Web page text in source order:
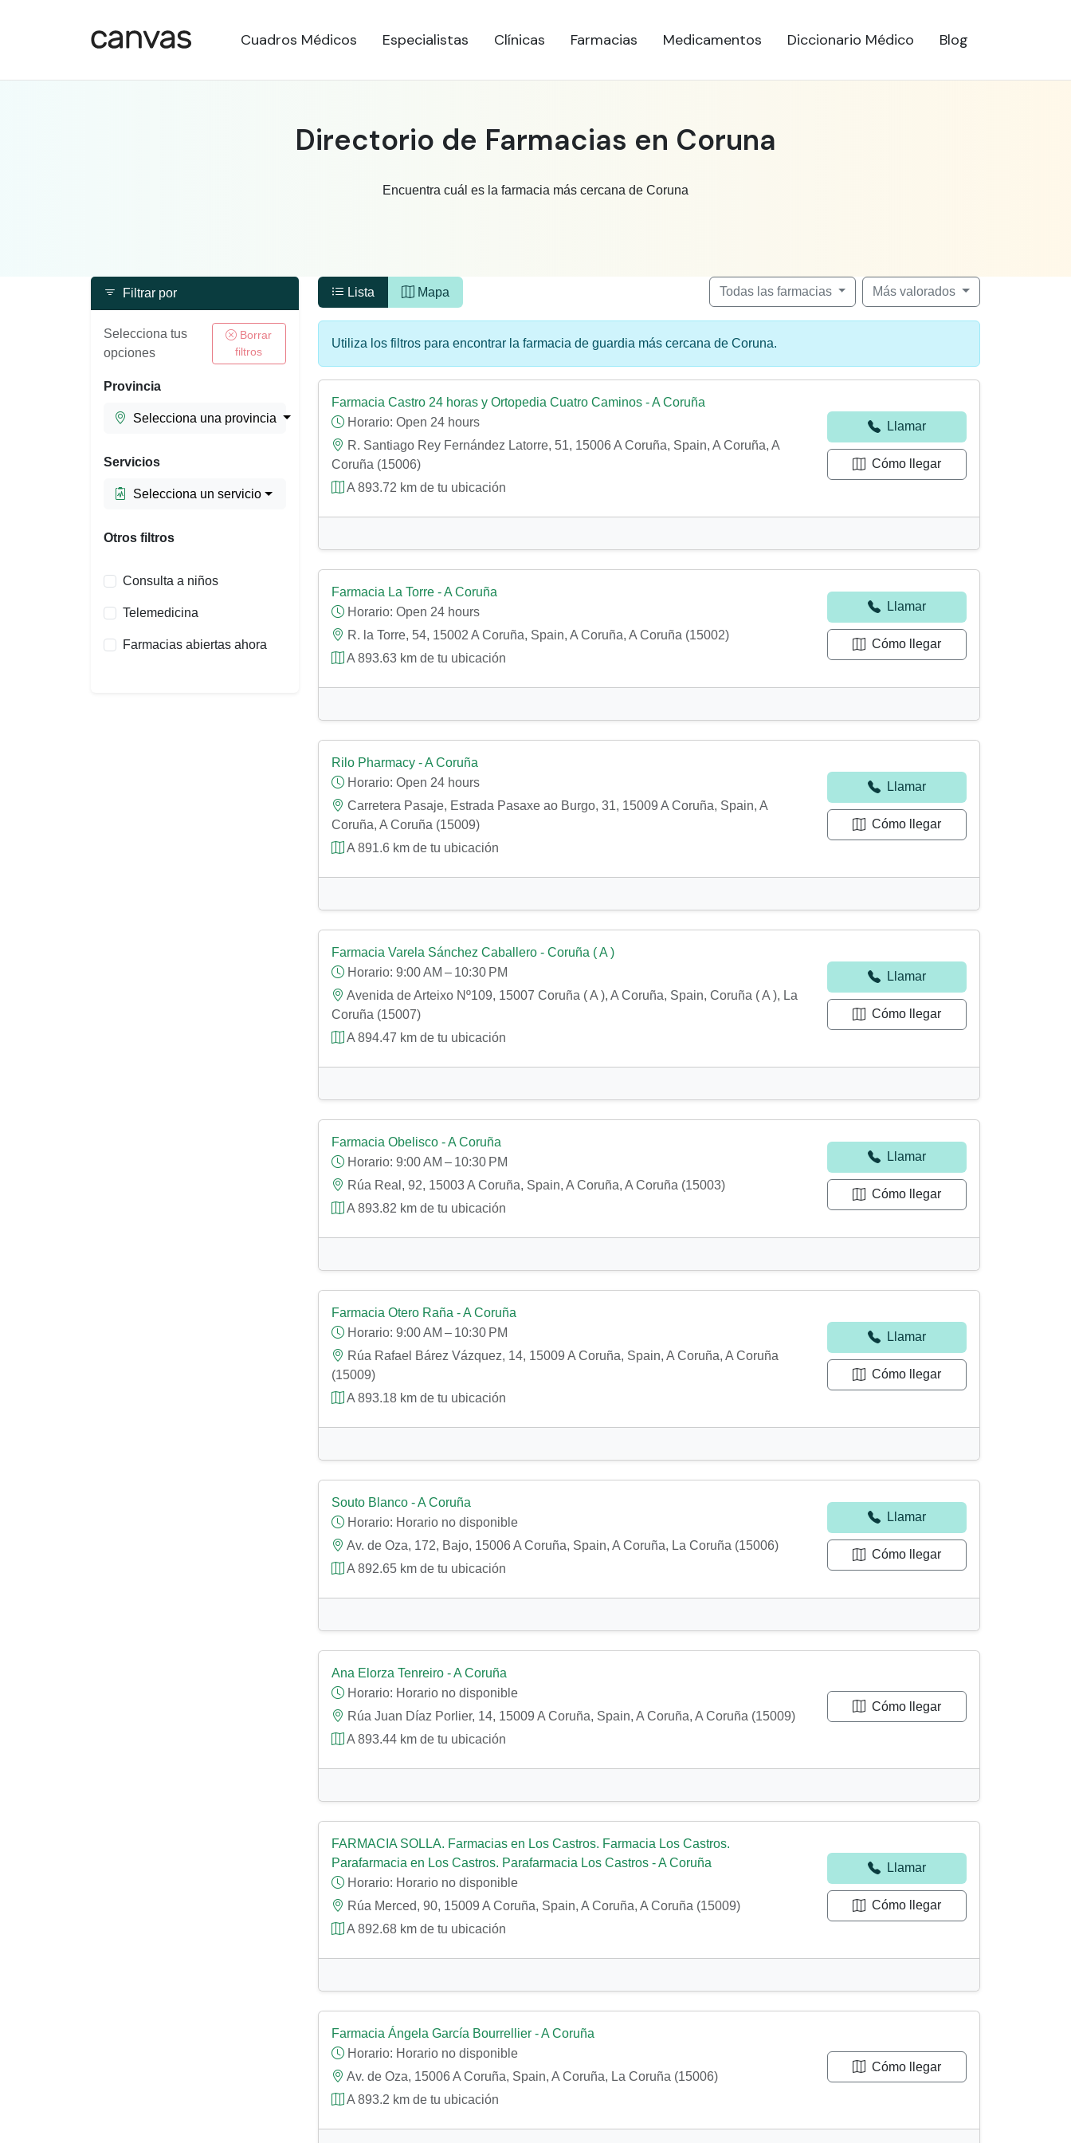
Cuadros Médicos Especialistas Clínicas Farmacias Medicamentos Diccionario Médico Blog
Directorio de Farmacias en Coruna
Encuentra cuál es la farmacia más cercana de Coruna
Filtrar por
Selecciona tus
opciones
Borrar
filtros
Provincia
Selecciona una provincia
Servicios
Selecciona un servicio
Otros filtros
Consulta a niños
Telemedicina
Farmacias abiertas ahora
Lista Mapa Todas las farmacias Más valorados
Utiliza los filtros para encontrar la farmacia de guardia más cercana de Coruna.
Farmacia Castro 24 horas y Ortopedia Cuatro Caminos - A Coruña
Horario: Open 24 hours
R. Santiago Rey Fernández Latorre, 51, 15006 A Coruña, Spain, A Coruña, A
Coruña (15006)
A 893.72 km de tu ubicación
Llamar
Cómo llegar
Farmacia La Torre - A Coruña
Horario: Open 24 hours
R. la Torre, 54, 15002 A Coruña, Spain, A Coruña, A Coruña (15002)
A 893.63 km de tu ubicación
Llamar
Cómo llegar
Rilo Pharmacy - A Coruña
Horario: Open 24 hours
Carretera Pasaje, Estrada Pasaxe ao Burgo, 31, 15009 A Coruña, Spain, A
Coruña, A Coruña (15009)
A 891.6 km de tu ubicación
Llamar
Cómo llegar
Farmacia Varela Sánchez Caballero - Coruña ( A )
Horario: 9:00 AM – 10:30 PM
Avenida de Arteixo Nº109, 15007 Coruña ( A ), A Coruña, Spain, Coruña ( A ), La
Coruña (15007)
A 894.47 km de tu ubicación
Llamar
Cómo llegar
Farmacia Obelisco - A Coruña
Horario: 9:00 AM – 10:30 PM
Rúa Real, 92, 15003 A Coruña, Spain, A Coruña, A Coruña (15003)
A 893.82 km de tu ubicación
Llamar
Cómo llegar
Farmacia Otero Raña - A Coruña
Horario: 9:00 AM – 10:30 PM
Rúa Rafael Bárez Vázquez, 14, 15009 A Coruña, Spain, A Coruña, A Coruña
(15009)
A 893.18 km de tu ubicación
Llamar
Cómo llegar
Souto Blanco - A Coruña
Horario: Horario no disponible
Av. de Oza, 172, Bajo, 15006 A Coruña, Spain, A Coruña, La Coruña (15006)
A 892.65 km de tu ubicación
Llamar
Cómo llegar
Ana Elorza Tenreiro - A Coruña
Horario: Horario no disponible
Rúa Juan Díaz Porlier, 14, 15009 A Coruña, Spain, A Coruña, A Coruña (15009)
A 893.44 km de tu ubicación
Cómo llegar
FARMACIA SOLLA. Farmacias en Los Castros. Farmacia Los Castros.
Parafarmacia en Los Castros. Parafarmacia Los Castros - A Coruña
Horario: Horario no disponible
Rúa Merced, 90, 15009 A Coruña, Spain, A Coruña, A Coruña (15009)
A 892.68 km de tu ubicación
Llamar
Cómo llegar
Farmacia Ángela García Bourrellier - A Coruña
Horario: Horario no disponible
Av. de Oza, 15006 A Coruña, Spain, A Coruña, La Coruña (15006)
A 893.2 km de tu ubicación
Cómo llegar